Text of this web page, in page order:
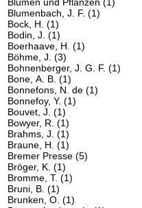
Blumenbach, J. F.(1)
Bock, H.(1)
Bodin, J.(1)
Boerhaave, H.(1)
Böhme, J.(3)
Bohnenberger, J. G. F.(1)
Bone, A. B.(1)
Bonnefons, N. de(1)
Bonnefoy, Y.(1)
Bouvet, J.(1)
Bowyer, R.(1)
Brahms, J.(1)
Braune, H.(1)
Bremer Presse(5)
Bröger, K.(1)
Bromme, T.(1)
Bruni, B.(1)
Brunken, O.(1)